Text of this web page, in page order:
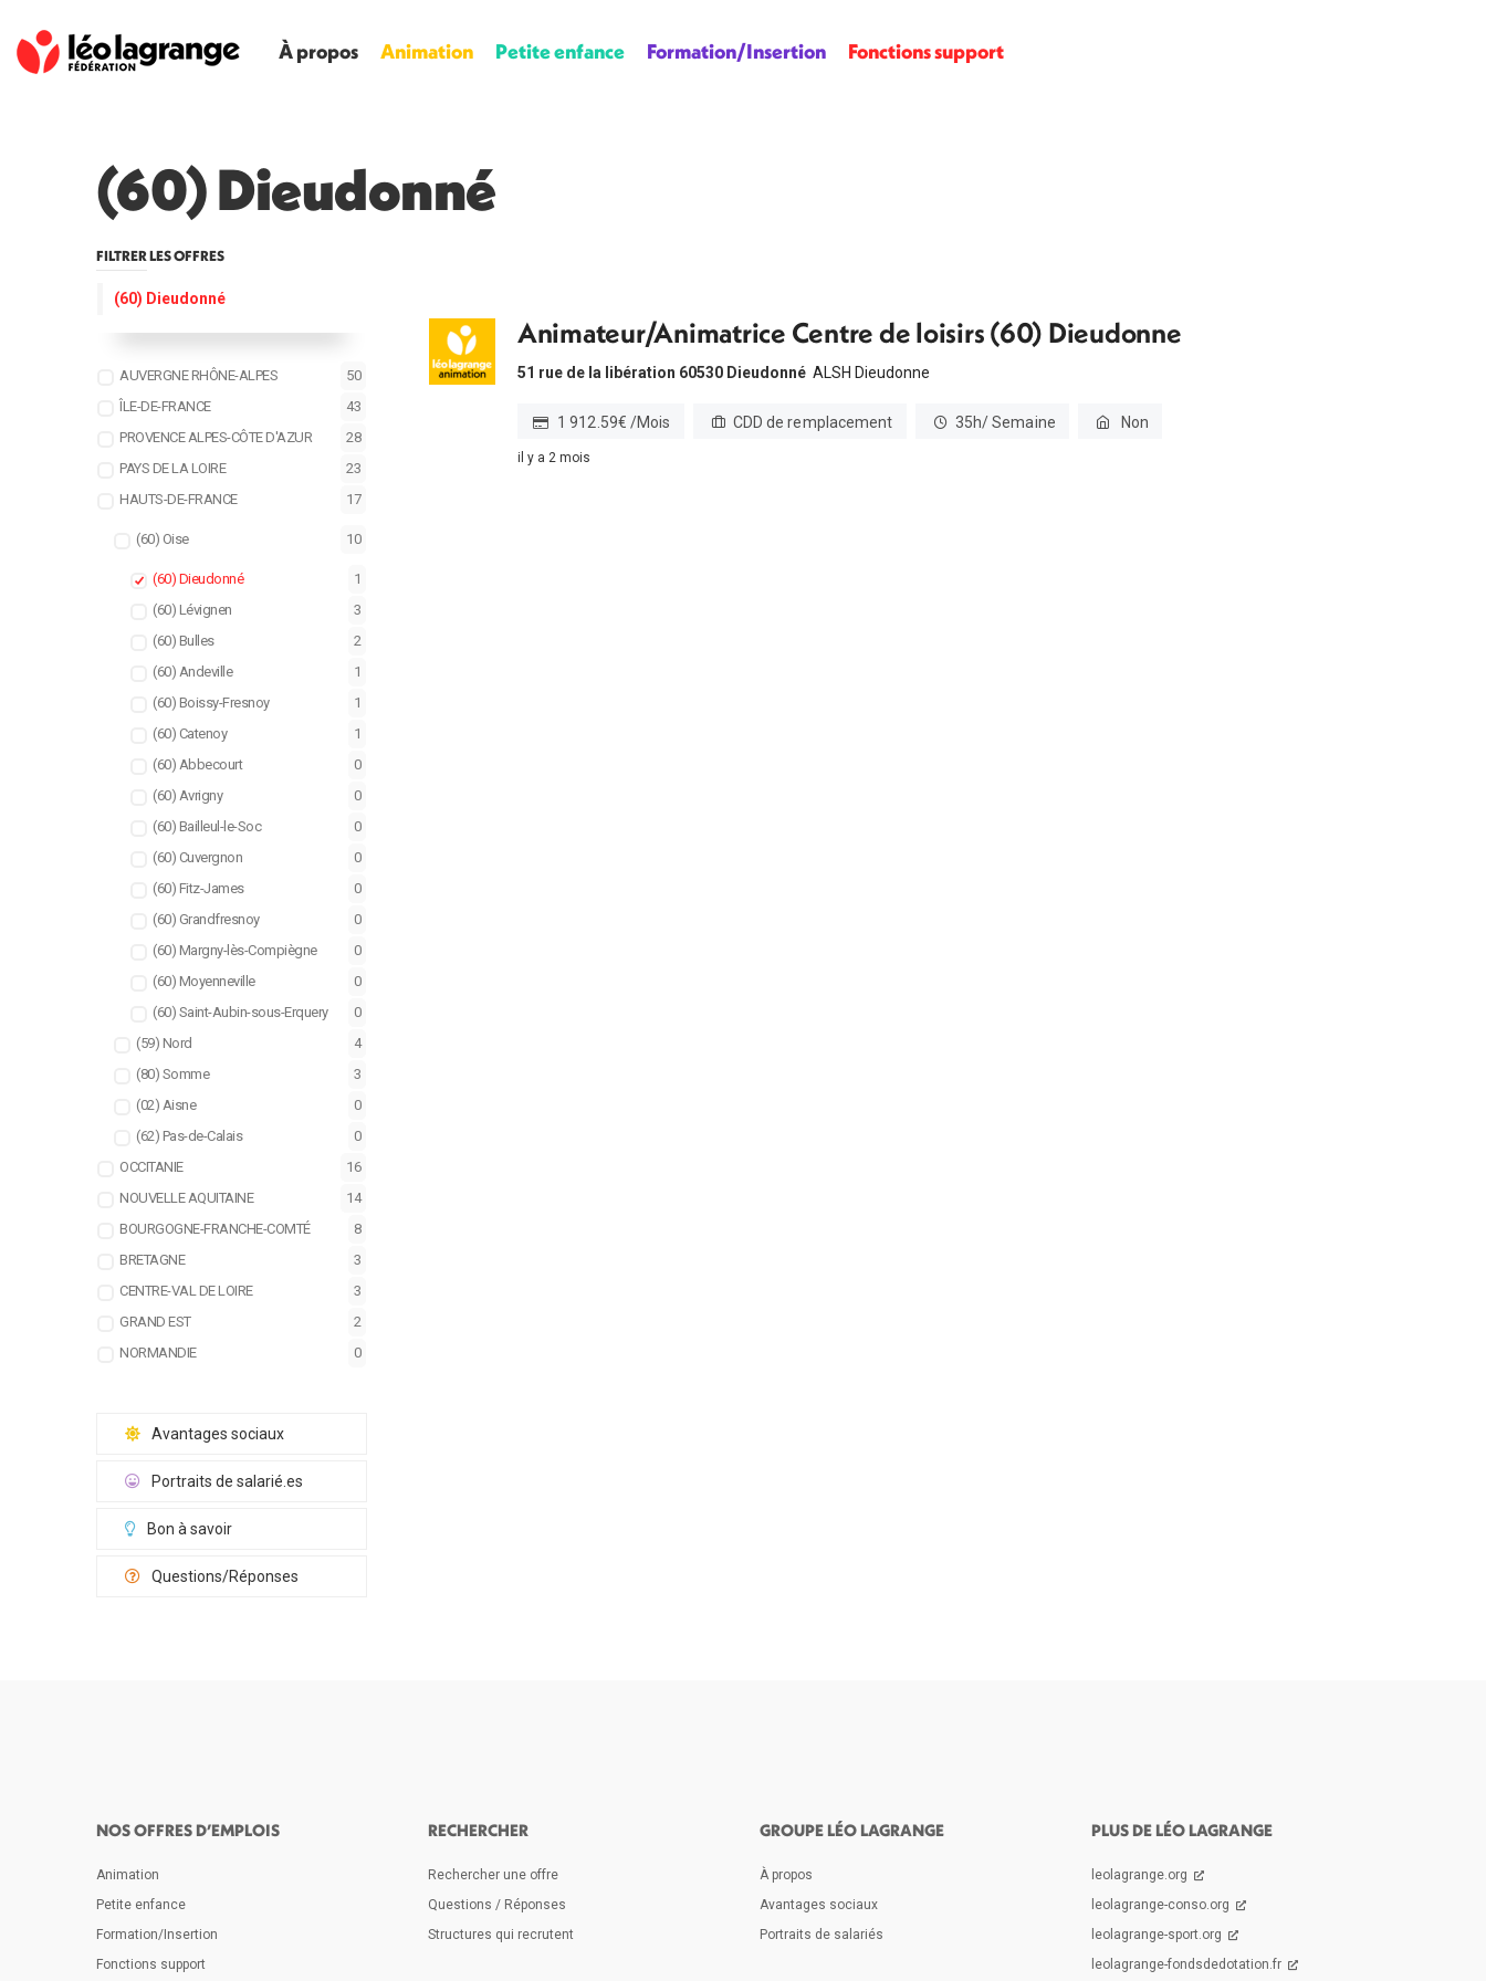
À propos Animation Petite enfance Formation/Insertion Fonctions support
(60) Dieudonné
FILTRER LES OFFRES
(60) Dieudonné
AUVERGNE RHÔNE-ALPES
50
ÎLE-DE-FRANCE
43
PROVENCE ALPES-CÔTE D'AZUR
28
PAYS DE LA LOIRE
23
HAUTS-DE-FRANCE
17
(60) Oise 10
(60) Dieudonné
1
(60) Lévignen
3
(60) Bulles
2
(60) Andeville
1
(60) Boissy-Fresnoy
1
(60) Catenoy
1
(60) Abbecourt
0
(60) Avrigny
0
(60) Bailleul-le-Soc
0
(60) Cuvergnon
0
(60) Fitz-James
0
(60) Grandfresnoy
0
(60) Margny-lès-Compiègne
0
(60) Moyenneville
0
(60) Saint-Aubin-sous-Erquery
0
(59) Nord
4
(80) Somme
3
(02) Aisne
0
(62) Pas-de-Calais
0
OCCITANIE
16
NOUVELLE AQUITAINE
14
BOURGOGNE-FRANCHE-COMTÉ
8
BRETAGNE
3
CENTRE-VAL DE LOIRE
3
GRAND EST
2
NORMANDIE
0
Avantages sociaux
Portraits de salarié.es
Bon à savoir
Questions/Réponses
Animateur/Animatrice Centre de loisirs (60) Dieudonne
51 rue de la libération 60530 Dieudonné ALSH Dieudonne
1 912.59€ /Mois CDD de remplacement 35h/ Semaine Non
il y a 2 mois
NOS OFFRES D’EMPLOIS
Animation
Petite enfance
Formation/Insertion
Fonctions support
RECHERCHER
Rechercher une offre
Questions / Réponses
Structures qui recrutent
GROUPE LÉO LAGRANGE
À propos
Avantages sociaux
Portraits de salariés
PLUS DE LÉO LAGRANGE
leolagrange.org
leolagrange-conso.org
leolagrange-sport.org
leolagrange-fondsdedotation.fr